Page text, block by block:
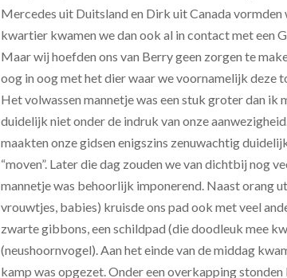
Mercedes uit Duitsland en Dirk uit Canada vormden
kwartier kwamen we dan ook al in contact met een
Maar wij hoefden ons van Berry geen zorgen te
oog in oog met het dier waar we voornamelijk deze
Het volwassen mannetje was een stuk groter dan ik
duidelijk niet onder de indruk van onze
maakten onze gidsen enigszins zenuwachtig
“moven”. Later die dag zouden we van dichtbij nog
mannetje was behoorlijk imponerend. Naast orang
vrouwtjes, babies) kruisde ons pad ook met veel
zwarte gibbons, een schildpad (die doodleuk mee
(neushoornvogel). Aan het einde van de middag
kamp was opgezet. Onder een overkapping